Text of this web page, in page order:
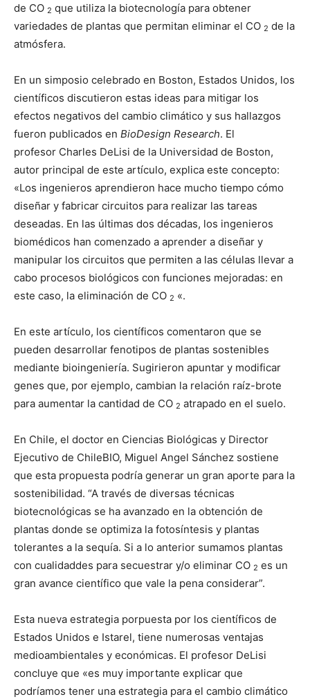
de CO 2 que utiliza la biotecnología para obtener
variedades de plantas que permitan eliminar el CO 2 de la
atmósfera.
En un simposio celebrado en Boston, Estados Unidos, los
científicos discutieron estas ideas para mitigar los
efectos negativos del cambio climático y sus hallazgos
fueron publicados en BioDesign Research. El
profesor Charles DeLisi de la Universidad de Boston,
autor principal de este artículo, explica este concepto:
«Los ingenieros aprendieron hace mucho tiempo cómo
diseñar y fabricar circuitos para realizar las tareas
deseadas. En las últimas dos décadas, los ingenieros
biomédicos han comenzado a aprender a diseñar y
manipular los circuitos que permiten a las células llevar a
cabo procesos biológicos con funciones mejoradas: en
este caso, la eliminación de CO 2 «.
En este artículo, los científicos comentaron que se
pueden desarrollar fenotipos de plantas sostenibles
mediante bioingeniería. Sugirieron apuntar y modificar
genes que, por ejemplo, cambian la relación raíz-brote
para aumentar la cantidad de CO 2 atrapado en el suelo.
En Chile, el doctor en Ciencias Biológicas y Director
Ejecutivo de ChileBIO, Miguel Angel Sánchez sostiene
que esta propuesta podría generar un gran aporte para la
sostenibilidad. “A través de diversas técnicas
biotecnológicas se ha avanzado en la obtención de
plantas donde se optimiza la fotosíntesis y plantas
tolerantes a la sequía. Si a lo anterior sumamos plantas
con cualidaddes para secuestrar y/o eliminar CO 2 es un
gran avance científico que vale la pena considerar”.
Esta nueva estrategia porpuesta por los científicos de
Estados Unidos e Istarel, tiene numerosas ventajas
medioambientales y económicas. El profesor DeLisi
concluye que «es muy importante explicar que
podríamos tener una estrategia para el cambio climático